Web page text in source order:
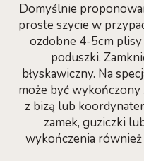
Domyślnie
proste szycie w
ozdobne 4-5cm
poduszki.
błyskawiczny. Na
może być
z bizą lub
zamek, guziczki
wykończenia